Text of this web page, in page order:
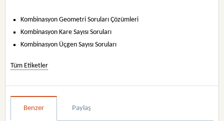
Kombinasyon Geometri Soruları Çözümleri
Kombinasyon Kare Sayısı Soruları
Kombinasyon Üçgen Sayısı Soruları
Tüm Etiketler
Benzer Paylaş